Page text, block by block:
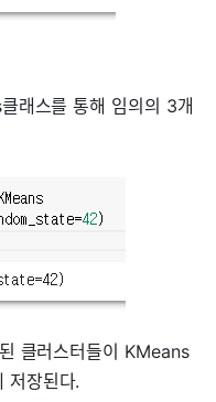
래스를 통해 임의의 3개
클러스터들이 KMeans
저장된다.